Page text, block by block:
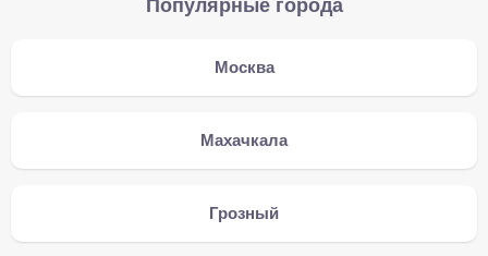
Популярные города
Москва
Махачкала
Грозный